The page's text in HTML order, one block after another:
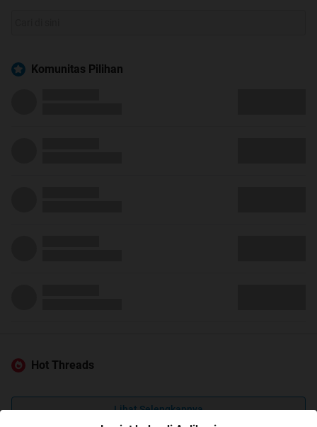
Komunitas Pilihan
Hot Threads
Lihat Selengkapnya